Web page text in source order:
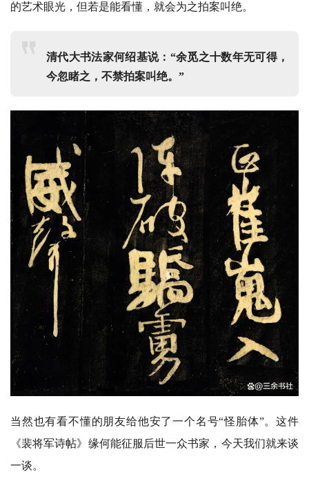
的艺术眼光，但若是能看懂，就会为之拍案叫绝。
清代大书法家何绍基说：“余觅之十数年无可得，
今忽睹之，不禁拍案叫绝。”
当然也有看不懂的朋友给他安了一个名号“怪胎体”。这件
《裴将军诗帖》缘何能征服后世一众书家，今天我们就来谈
一谈。